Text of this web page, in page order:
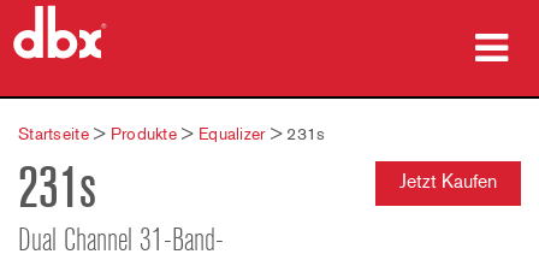
Produkte
Fallstudien
Wo zu kaufen
Startseite> Produkte > Equalizer> 231s
231s
Dual Channel 31-Band-
Jetzt Kaufen